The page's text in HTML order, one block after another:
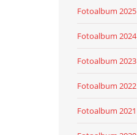
Fotoalbum 2025
Fotoalbum 2024
Fotoalbum 2023
Fotoalbum 2022
Fotoalbum 2021